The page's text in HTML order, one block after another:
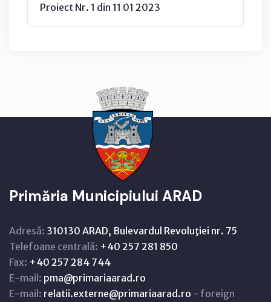
Proiect Nr. 1 din 11 01 2023
Primăria Municipiului ARAD
Adresă: 310130 ARAD, Bulevardul Revoluţiei nr. 75
Telefoane centrală: +40 257 281 850
Fax: +40 257 284 744
E-mail: pma@primariaarad.ro
E-mail: relatii.externe@primariaarad.ro - foreign